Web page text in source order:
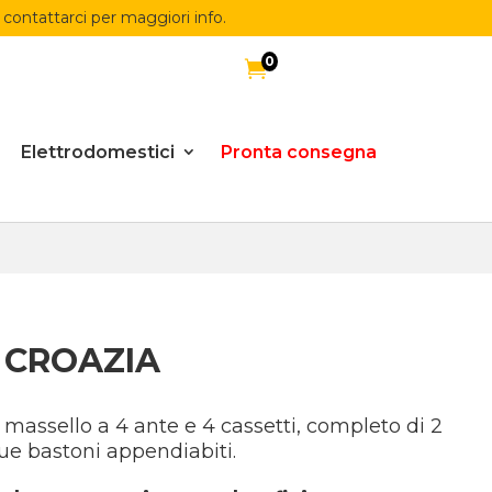
per maggiori info.
0
Elettrodomestici Pronta consegna
a 4 ante e 4 cassetti, completo di 2
bastoni appendiabiti.